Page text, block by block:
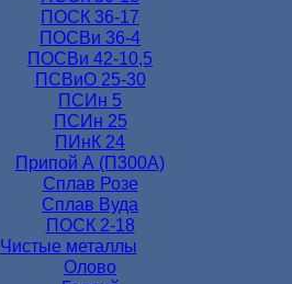
ПОСК 36-17
ПОСВи 36-4
ПОСВи 42-10,5
ПСВиО 25-30
ПСИн 5
ПСИн 25
ПИнК 24
Припой А (П300А)
Сплав Розе
Сплав Вуда
ПОСК 2-18
Чистые металлы
Олово